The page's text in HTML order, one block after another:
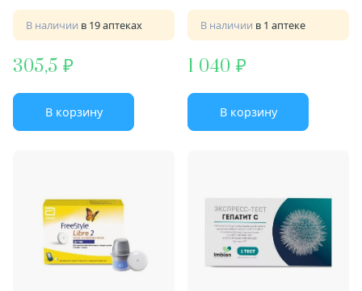
В наличии в 19 аптеках
305,5
В корзину
В наличии в 1 аптеке
1 040
В корзину